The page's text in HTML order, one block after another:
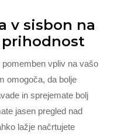
v sisbon na
prihodnost
vpliv na vašo
omogoča, da bolje
in sprejemate bolj
jasen pregled nad
lažje načrtujete